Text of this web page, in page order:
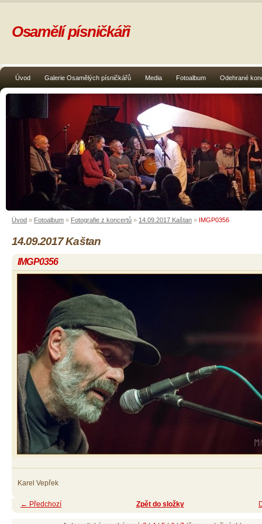
Úvod Galerie Osamělých písničkářů Media Fotoalbum Odehrané
Osamělí písničkáři
Úvod » Fotoalbum » Fotografie z koncertů » 14.09.2017 Kaštan » IMGP0356
14.09.2017 Kaštan
IMGP0356
Karel Vepřek
← Předchozí Zpět do složky